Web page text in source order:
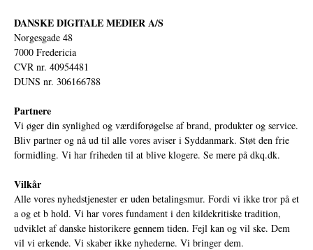
DANSKE DIGITALE MEDIER A/S
Norgesgade 48
7000 Fredericia
CVR nr. 40954481
DUNS nr. 306166788
Partnere
Vi øger din synlighed og værdiforøgelse af brand, produkter og service.
Bliv partner og nå ud til alle vores aviser i Syddanmark. Støt den frie
formidling. Vi har friheden til at blive klogere. Se mere på dkq.dk.
Vilkår
Alle vores nyhedstjenester er uden betalingsmur. Fordi vi ikke tror på et
a og et b hold. Vi har vores fundament i den kildekritiske tradition,
udviklet af danske historikere gennem tiden. Fejl kan og vil ske. Dem
vil vi erkende. Vi skaber ikke nyhederne. Vi bringer dem.